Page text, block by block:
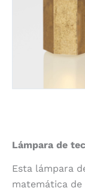
Lámpara de
Esta lámpara
matemática